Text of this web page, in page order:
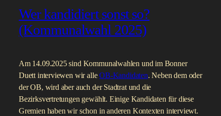
Wer kandidiert sonst so?
(Kommunalwahl 2025)
Am 14.09.2025 sind Kommunalwahlen und im Bonner
Duett interviewen wir alleOB-Kandidaten. Neben dem oder
der OB, wird aber auch der Stadtrat und die
Bezirksvertretungen gewählt. Einige Kandidaten für diese
Gremien haben wir schon in anderen Kontexten interviewt.